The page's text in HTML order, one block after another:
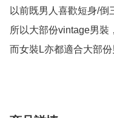
以前既男人喜歡短身/倒
所以大部份vintage男裝
而女裝L亦都適合大部